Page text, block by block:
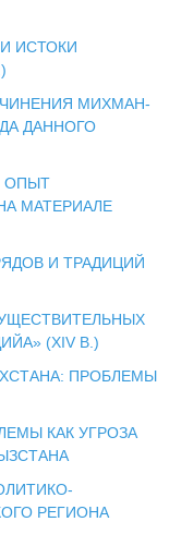
ИСТОКИ
МИХМАН-
ДАННОГО
ОПЫТ
МАТЕРИАЛЕ
И ТРАДИЦИЙ
(XIV В.)
ПРОБЛЕМЫ
КАК УГРОЗА
РЕГИОНА